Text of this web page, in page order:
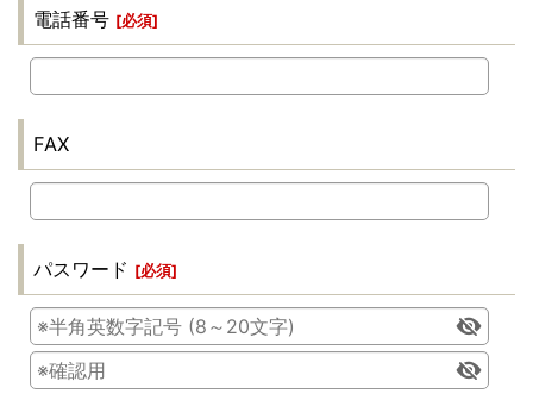
電話番号 [必須]
FAX
パスワード [必須]